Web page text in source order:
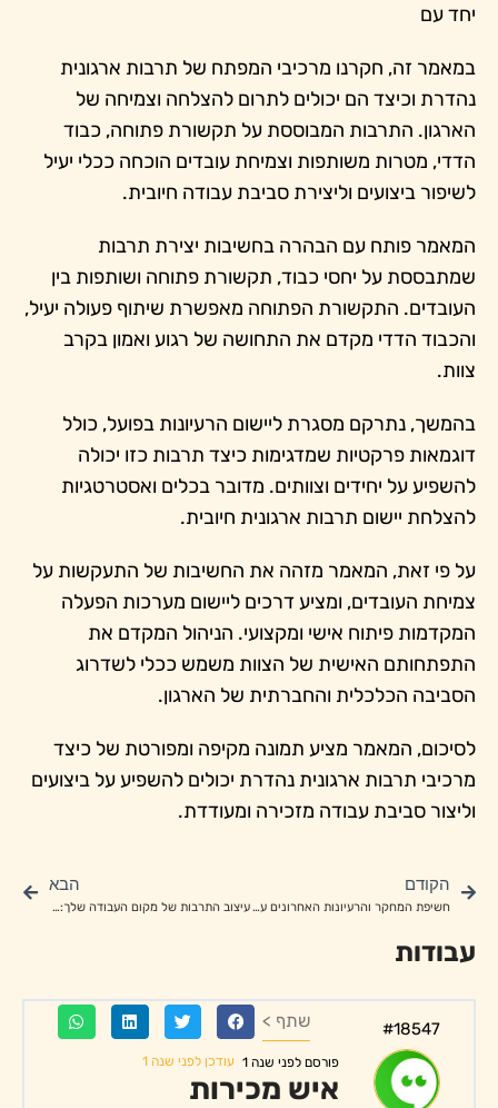
יחד עם
במאמר זה, חקרנו מרכיבי המפתח של תרבות ארגונית
נהדרת וכיצד הם יכולים לתרום להצלחה וצמיחה של
הארגון. התרבות המבוססת על תקשורת פתוחה, כבוד
הדדי, מטרות משותפות וצמיחת עובדים הוכחה ככלי יעיל
לשיפור ביצועים וליצירת סביבת עבודה חיובית.
המאמר פותח עם הבהרה בחשיבות יצירת תרבות
שמתבססת על יחסי כבוד, תקשורת פתוחה ושותפות בין
העובדים. התקשורת הפתוחה מאפשרת שיתוף פעולה יעיל,
והכבוד הדדי מקדם את התחושה של רגוע ואמון בקרב
צוות.
בהמשך, נתרקם מסגרת ליישום הרעיונות בפועל, כולל
דוגמאות פרקטיות שמדגימות כיצד תרבות כזו יכולה
להשפיע על יחידים וצוותים. מדובר בכלים ואסטרטגיות
להצלחת יישום תרבות ארגונית חיובית.
על פי זאת, המאמר מזהה את החשיבות של התעקשות על
צמיחת העובדים, ומציע דרכים ליישום מערכות הפעלה
המקדמות פיתוח אישי ומקצועי. הניהול המקדם את
התפתחותם האישית של הצוות משמש ככלי לשדרוג
הסביבה הכלכלית והחברתית של הארגון.
לסיכום, המאמר מציע תמונה מקיפה ומפורטת של כיצד
מרכיבי תרבות ארגונית נהדרת יכולים להשפיע על ביצועים
וליצור סביבת עבודה מזכירה ומעודדת.
הקודם
חשיפת המחקר והרעיונות האחרונים על פיתוח תרבות ארגונית
הבא
עיצוב התרבות של מקום העבודה שלך: פרספקטיבות ותובנות על תרבות ארגונית
עבודות
#18547 שתף >
פורסם לפני שנה 1 עודכן לפני שנה 1
איש מכירות